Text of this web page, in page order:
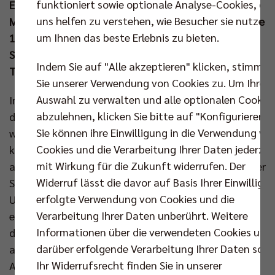
Erfolg (25:15, 25:20, 25:17) gegen den TSV Haching
München in der Bundesliga ab. Dabei durften sich alle
14 Spieler den 4.082 Zuschauern in der Max-
Schmeling-Halle präsentieren und diese wählten
Topscorer Daniel Malescha zum MVP.
Im Duell Erster gegen Elfter wollte Joel Banks nichts
dem Zufall überlassen und schickte zunächst ein
weiteres Mal sein A-Team auf die Platte. Zu diesem
konnte im Mittelblock wieder Nehemiah Mote
anstelle von Matthew Knigge zählen. Vor allem an der
Seitenlinie herrschte zu Spielbeginn eine Menge
Unruhe, als Banks’ erste Challenge des Abends nicht
erfolgreich war und die Berliner mit einigen Fehlern
die Gäste gut ins Spiel kommen ließen (3:4, 8:7). Erst
als die Hausherren die Konzentration und
Aufschlagqualität hochschraubten, erspielte man
funktioniert sowie optionale Analyse-Cookies, die
uns helfen zu verstehen, wie Besucher sie nutzen,
um Ihnen das beste Erlebnis zu bieten.
Indem Sie auf "Alle akzeptieren" klicken, stimmen
Sie unserer Verwendung von Cookies zu. Um Ihre
Auswahl zu verwalten und alle optionalen Cookies
abzulehnen, klicken Sie bitte auf "Konfigurieren".
Sie können ihre Einwilligung in die Verwendung
Cookies und die Verarbeitung Ihrer Daten
mit Wirkung für die Zukunft widerrufen. Der
Widerruf lässt die davor auf Basis Ihrer
erfolgte Verwendung von Cookies und die
Verarbeitung Ihrer Daten unberührt. Weitere
Informationen über die verwendeten Cookies und
darüber erfolgende Verarbeitung Ihrer Daten
Ihr Widerrufsrecht finden Sie in unserer